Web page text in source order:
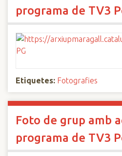
programa de TV3
Etiquetes: Fotografies
Foto de grup amb
programa de TV3